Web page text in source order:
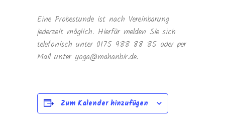
Eine Probestunde ist nach Vereinbarung
jederzeit möglich. Hierfür melden Sie sich
telefonisch unter 0175 988 88 85 oder per
Mail unter yoga@mahanbir.de.
Zum Kalender hinzufügen